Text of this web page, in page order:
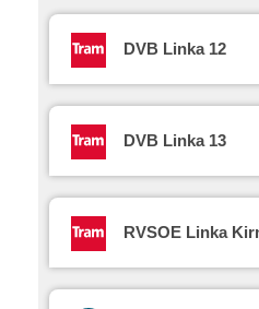
DVB Linka 12
DVB Linka 13
RVSOE Linka